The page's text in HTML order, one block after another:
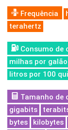
Frequência
terahertz
Consumo de
milhas por
litros por 100
Tamanho de
gigabits
bytes
kilobytes